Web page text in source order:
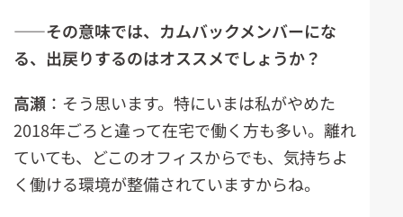
――その意味では、カムバックメンバーにな
る、出戻りするのはオススメでしょうか？
高瀬 ：そう思います。特にいまは私がやめた
2018年ごろと違って在宅で働く方も多い。離れ
ていても、どこのオフィスからでも、気持ちよ
く働ける環境が整備されていますからね。